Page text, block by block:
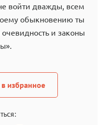
войти дважды, всем
обыкновению ты
и законы
избранное